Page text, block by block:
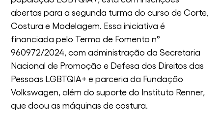
abertas para a segunda turma do curso de Corte,
Costura e Modelagem. Essa iniciativa é
financiada pelo Termo de Fomento n°
960972/2024, com administração da Secretaria
Nacional de Promoção e Defesa dos Direitos das
Pessoas LGBTQIA+ e parceria da Fundação
Volkswagen, além do suporte do Instituto Renner,
que doou as máquinas de costura.